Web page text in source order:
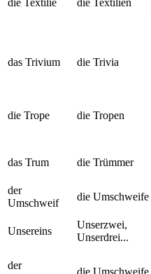
die Textilie die Textilien
das Trivium die Trivia
die Trope die Tropen
das Trum die Trümmer
der
Umschweif
die Umschweife
Unsereins
Unserzwei,
Unserdrei...
der